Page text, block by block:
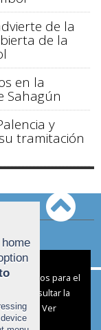
de la
de la
en la
Sahagún
y
tramitación
de
de terceros para el
consultar la
Ver